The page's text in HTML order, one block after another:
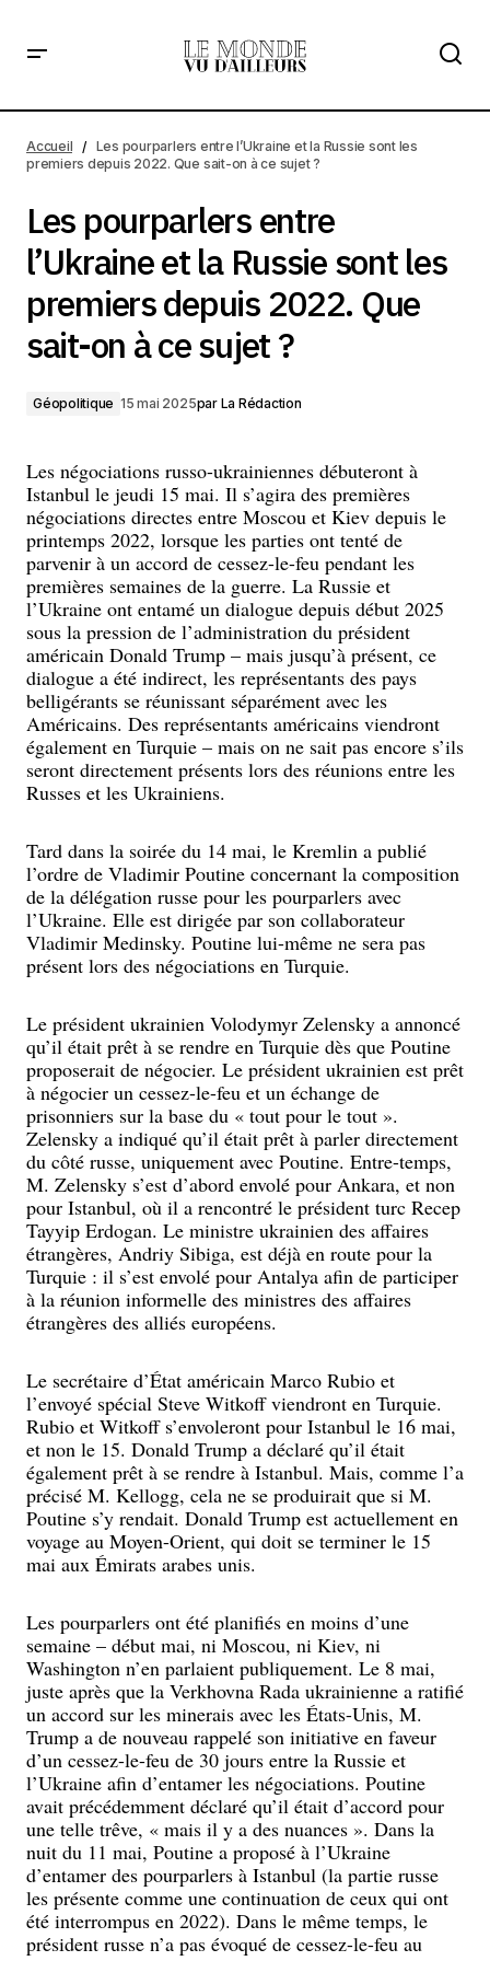
premiers depuis 2022. Que sait-on à ce sujet ?
Accueil
Les pourparlers entre l’Ukraine et la Russie sont les
premiers depuis 2022. Que sait-on à ce sujet ?
Les pourparlers entre
l’Ukraine et la Russie sont les
premiers depuis 2022. Que
sait-on à ce sujet ?
Géopolitique 15 mai 2025par La Rédaction
Les négociations russo-ukrainiennes débuteront à
Istanbul le jeudi 15 mai. Il s’agira des premières
négociations directes entre Moscou et Kiev depuis le
printemps 2022, lorsque les parties ont tenté de
parvenir à un accord de cessez-le-feu pendant les
premières semaines de la guerre. La Russie et
l’Ukraine ont entamé un dialogue depuis début 2025
sous la pression de l’administration du président
américain Donald Trump – mais jusqu’à présent, ce
dialogue a été indirect, les représentants des pays
belligérants se réunissant séparément avec les
Américains. Des représentants américains viendront
également en Turquie – mais on ne sait pas encore s’ils
seront directement présents lors des réunions entre les
Russes et les Ukrainiens.
Tard dans la soirée du 14 mai, le Kremlin a publié
l’ordre de Vladimir Poutine concernant la composition
de la délégation russe pour les pourparlers avec
l’Ukraine. Elle est dirigée par son collaborateur
Vladimir Medinsky. Poutine lui-même ne sera pas
présent lors des négociations en Turquie.
Le président ukrainien Volodymyr Zelensky a annoncé
qu’il était prêt à se rendre en Turquie dès que Poutine
proposerait de négocier. Le président ukrainien est prêt
à négocier un cessez-le-feu et un échange de
prisonniers sur la base du « tout pour le tout ».
Zelensky a indiqué qu’il était prêt à parler directement
du côté russe, uniquement avec Poutine. Entre-temps,
M. Zelensky s’est d’abord envolé pour Ankara, et non
pour Istanbul, où il a rencontré le président turc Recep
Tayyip Erdogan. Le ministre ukrainien des affaires
étrangères, Andriy Sibiga, est déjà en route pour la
Turquie : il s’est envolé pour Antalya afin de participer
à la réunion informelle des ministres des affaires
étrangères des alliés européens.
Le secrétaire d’État américain Marco Rubio et
l’envoyé spécial Steve Witkoff viendront en Turquie.
Rubio et Witkoff s’envoleront pour Istanbul le 16 mai,
et non le 15. Donald Trump a déclaré qu’il était
également prêt à se rendre à Istanbul. Mais, comme l’a
précisé M. Kellogg, cela ne se produirait que si M.
Poutine s’y rendait. Donald Trump est actuellement en
voyage au Moyen-Orient, qui doit se terminer le 15
mai aux Émirats arabes unis.
Les pourparlers ont été planifiés en moins d’une
semaine – début mai, ni Moscou, ni Kiev, ni
Washington n’en parlaient publiquement. Le 8 mai,
juste après que la Verkhovna Rada ukrainienne a ratifié
un accord sur les minerais avec les États-Unis, M.
Trump a de nouveau rappelé son initiative en faveur
d’un cessez-le-feu de 30 jours entre la Russie et
l’Ukraine afin d’entamer les négociations. Poutine
avait précédemment déclaré qu’il était d’accord pour
une telle trêve, « mais il y a des nuances ». Dans la
nuit du 11 mai, Poutine a proposé à l’Ukraine
d’entamer des pourparlers à Istanbul (la partie russe
les présente comme une continuation de ceux qui ont
été interrompus en 2022). Dans le même temps, le
président russe n’a pas évoqué de cessez-le-feu au